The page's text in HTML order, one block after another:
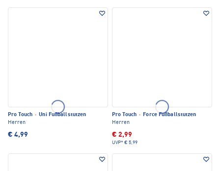
Pro Touch · Uni Fußballstutzen
Herren
€ 4,99
Pro Touch · Force Fußballstutzen
Herren
€ 2,99
UVP* € 5,99